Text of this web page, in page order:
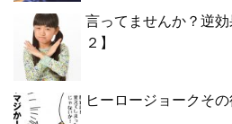
言ってませんか？逆
２】
ヒーロージョークその